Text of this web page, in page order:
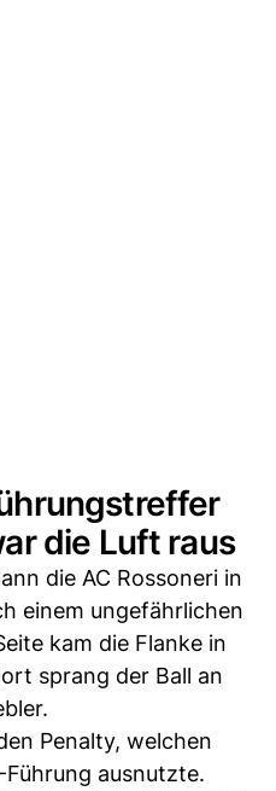
die Luft raus
die AC Rossoneri in
einem ungefährlichen
kam die Flanke in
sprang der Ball an
Penalty, welchen
ausnutzte.